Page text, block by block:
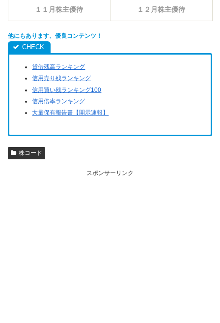
１１月株主優待 １２月株主優待
他にもあります、優良コンテンツ！
貸借残高ランキング
信用売り残ランキング
信用買い残ランキング100
信用倍率ランキング
大量保有報告書【開示速報】
株コード
スポンサーリンク